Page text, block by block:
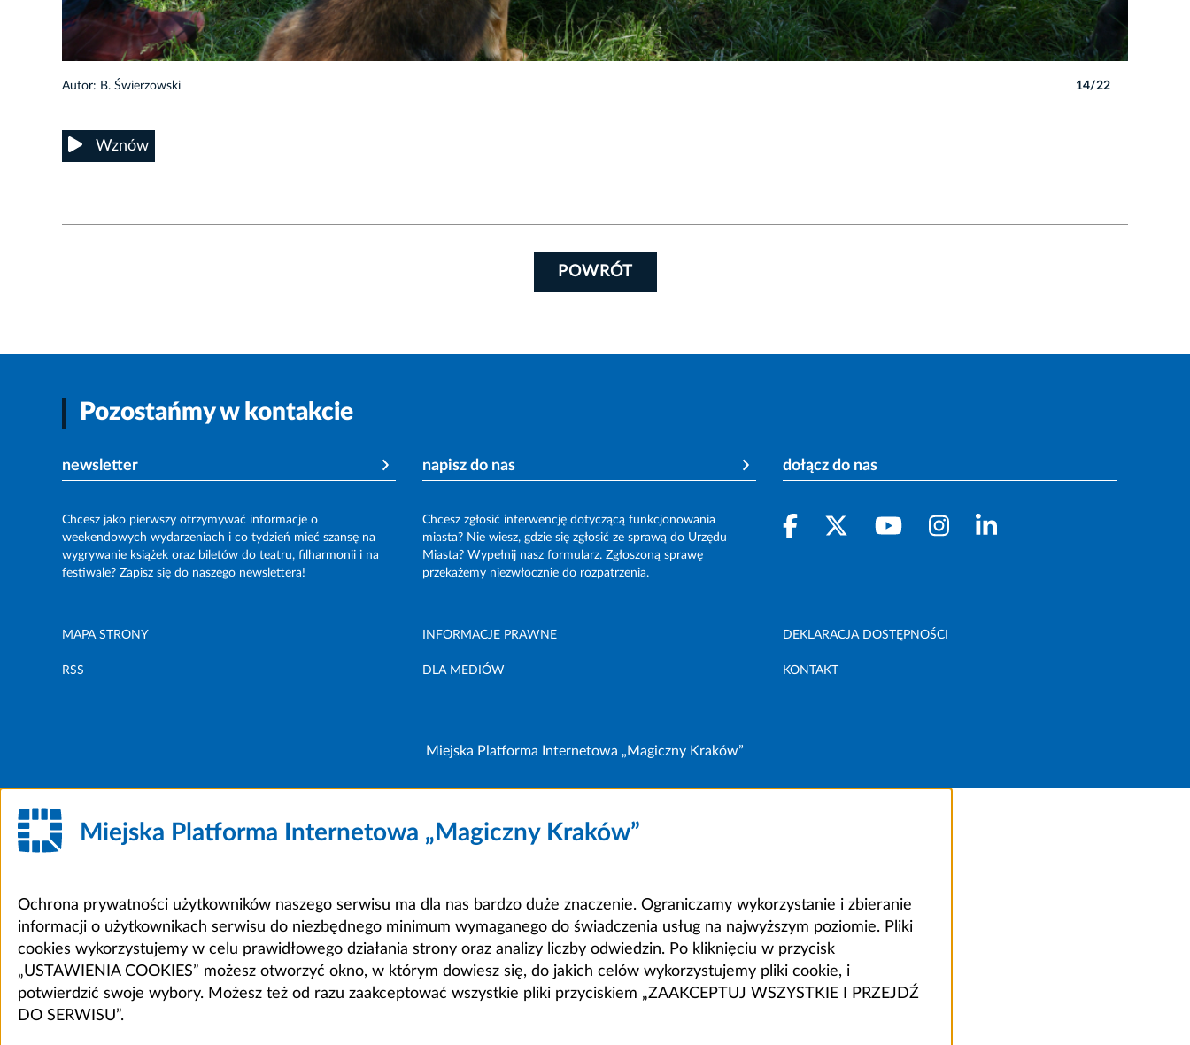
Autor: B. Świerzowski 14/22
Wznów
POWRÓT
Pozostańmy w kontakcie
newsletter
Chcesz jako pierwszy otrzymywać informacje o
weekendowych wydarzeniach i co tydzień mieć szansę na
wygrywanie książek oraz biletów do teatru, filharmonii i na
festiwale? Zapisz się do naszego newslettera!
napisz do nas
Chcesz zgłosić interwencję dotyczącą funkcjonowania
miasta? Nie wiesz, gdzie się zgłosić ze sprawą do Urzędu
Miasta? Wypełnij nasz formularz. Zgłoszoną sprawę
przekażemy niezwłocznie do rozpatrzenia.
dołącz do nas
MAPA STRONY INFORMACJE PRAWNE DEKLARACJA DOSTĘPNOŚCI
RSS DLA MEDIÓW KONTAKT
Miejska Platforma Internetowa „Magiczny Kraków”
Miejska Platforma Internetowa „Magiczny Kraków”
Ochrona prywatności użytkowników naszego serwisu ma dla nas bardzo duże znaczenie. Ograniczamy wykorzystanie i zbieranie
informacji o użytkownikach serwisu do niezbędnego minimum wymaganego do świadczenia usług na najwyższym poziomie. Pliki
cookies wykorzystujemy w celu prawidłowego działania strony oraz analizy liczby odwiedzin. Po kliknięciu w przycisk
„USTAWIENIA COOKIES” możesz otworzyć okno, w którym dowiesz się, do jakich celów wykorzystujemy pliki cookie, i
potwierdzić swoje wybory. Możesz też od razu zaakceptować wszystkie pliki przyciskiem „ZAAKCEPTUJ WSZYSTKIE I PRZEJDŹ
DO SERWISU”.